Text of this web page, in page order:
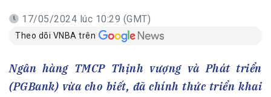
17/05/2024 lúc 10:29 (GMT)
Theo dõi VNBA trên
Ngân hàng TMCP Thịnh vượng và Phát triển
(PGBank) vừa cho biết, đã chính thức triển khai